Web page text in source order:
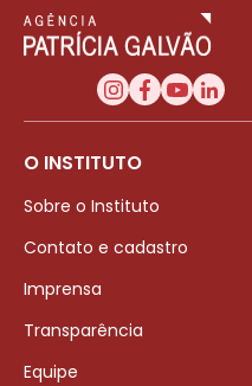
O INSTITUTO
Sobre o Instituto
Contato e cadastro
Imprensa
Transparência
Equipe